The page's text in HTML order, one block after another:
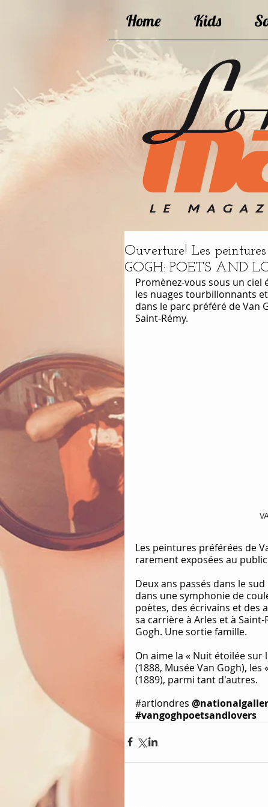
Home Kids
Ouverture! Les
GOGH: POETS AND
Promènez-vous sous un ciel
les nuages tourbillonnants
dans le parc préféré de Van
Saint-Rémy.
Les peintures préférées de
rarement exposées au
Deux ans passés dans le
dans une symphonie de
poètes, des écrivains et des
sa carrière à Arles et à
Gogh. Une sortie famille.
On aime la « Nuit étoilée sur
(1888, Musée Van Gogh), les
(1889), parmi tant d'autres.
#artlondres
#vangoghpoetsandlovers